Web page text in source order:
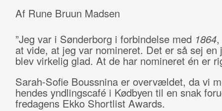
Af Rune Bruun Madsen
”Jeg var i Sønderborg i forbindelse med 1864,
at vide, at jeg var nomineret. Det er så sej en
blev virkelig glad. At de har nomineret én er
Sarah-Sofie Boussnina er overvældet, da vi
hendes yndlingscafé i Kødbyen til en snak
fredagens Ekko Shortlist Awards.